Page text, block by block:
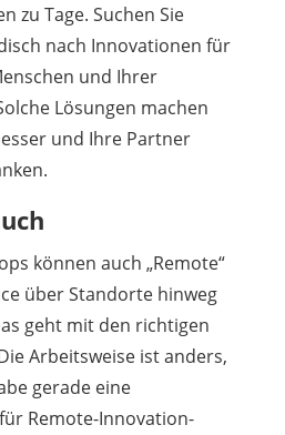
zu Tage. Suchen Sie
nach Innovationen für
und Ihrer
Lösungen machen
und Ihre Partner
können auch „Remote“
über Standorte hinweg
geht mit den richtigen
Arbeitsweise ist anders,
gerade eine
Remote-Innovation-